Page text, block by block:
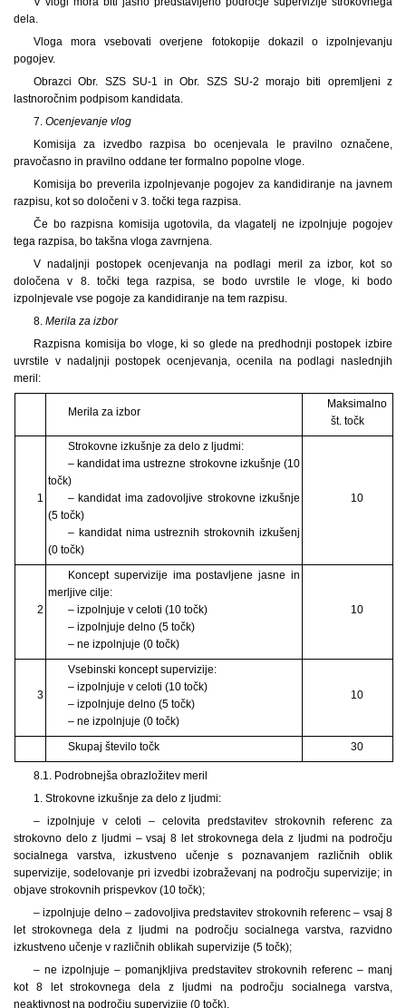
dela.
Vloga mora vsebovati overjene fotokopije dokazil o izpolnjevanju
pogojev.
Obrazci Obr. SZS SU-1 in Obr. SZS SU-2 morajo biti opremljeni z
lastnoročnim podpisom kandidata.
7. Ocenjevanje vlog
Komisija za izvedbo razpisa bo ocenjevala le pravilno označene,
pravočasno in pravilno oddane ter formalno popolne vloge.
Komisija bo preverila izpolnjevanje pogojev za kandidiranje na javnem
razpisu, kot so določeni v 3. točki tega razpisa.
Če bo razpisna komisija ugotovila, da vlagatelj ne izpolnjuje pogojev
tega razpisa, bo takšna vloga zavrnjena.
V nadaljnji postopek ocenjevanja na podlagi meril za izbor, kot so
določena v 8. točki tega razpisa, se bodo uvrstile le vloge, ki bodo
izpolnjevale vse pogoje za kandidiranje na tem razpisu.
8. Merila za izbor
Razpisna komisija bo vloge, ki so glede na predhodnji postopek izbire
uvrstile v nadaljnji postopek ocenjevanja, ocenila na podlagi naslednjih
meril:
Merila za izbor
Maksimalno
št. točk
1
Strokovne izkušnje za delo z ljudmi:
– kandidat ima ustrezne strokovne izkušnje (10
točk)
– kandidat ima zadovoljive strokovne izkušnje
(5 točk)
– kandidat nima ustreznih strokovnih izkušenj
(0 točk)
10
2
Koncept supervizije ima postavljene jasne in
merljive cilje:
– izpolnjuje v celoti (10 točk)
– izpolnjuje delno (5 točk)
– ne izpolnjuje (0 točk)
10
3
Vsebinski koncept supervizije:
– izpolnjuje v celoti (10 točk)
– izpolnjuje delno (5 točk)
– ne izpolnjuje (0 točk)
10
Skupaj število točk 30
8.1. Podrobnejša obrazložitev meril
1. Strokovne izkušnje za delo z ljudmi:
– izpolnjuje v celoti – celovita predstavitev strokovnih referenc za
strokovno delo z ljudmi – vsaj 8 let strokovnega dela z ljudmi na področju
socialnega varstva, izkustveno učenje s poznavanjem različnih oblik
supervizije, sodelovanje pri izvedbi izobraževanj na področju supervizije; in
objave strokovnih prispevkov (10 točk);
– izpolnjuje delno – zadovoljiva predstavitev strokovnih referenc – vsaj 8
let strokovnega dela z ljudmi na področju socialnega varstva, razvidno
izkustveno učenje v različnih oblikah supervizije (5 točk);
– ne izpolnjuje – pomanjkljiva predstavitev strokovnih referenc – manj
kot 8 let strokovnega dela z ljudmi na področju socialnega varstva,
neaktivnost na področju supervizije (0 točk).